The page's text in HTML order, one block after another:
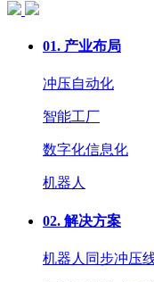
01. 产业布局
冲压自动化
智能工厂
数字化信息化
机器人
02. 解决方案
机器人同步冲压